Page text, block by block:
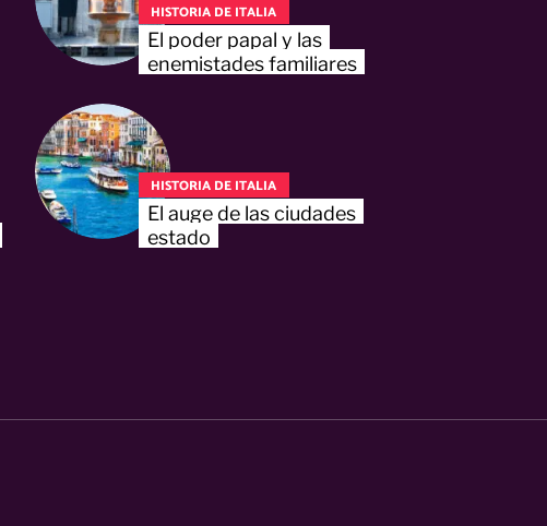
HISTORIA DE ITALIA
El poder papal y las
enemistades familiares
HISTORIA DE ITALIA
El auge de las ciudades
estado